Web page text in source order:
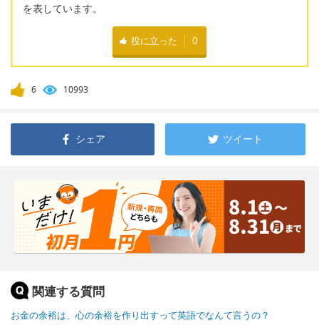
を表しています。
役に立った 0
6 10993
シェア ツイート
関連する質問
お金の余裕は、心の余裕を作り出すって英語でなんて言うの？